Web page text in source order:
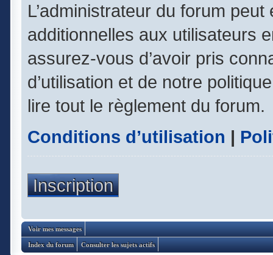
L’administrateur du forum
additionnelles aux utilisateurs
assurez-vous d’avoir pris
d’utilisation et de notre
lire tout le règlement du forum.
Conditions d’utilisation |
Inscription
Voir mes messages
Index du forum Consulter les sujets actifs